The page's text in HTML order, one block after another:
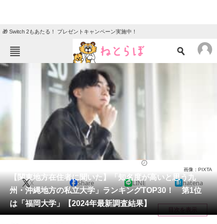
🎁 Switch 2もあたる！ プレゼントキャンペーン実施中！
ねとらぼメニュー
TOP ニュース
クイズ
地域
教育・育児
動物 リサーチ
会員記事
メディア
注目記事を集めた総合ページ
【関東地方在住者に聞いた】「知名度が高いと思う九
州・沖縄地方の私立大学」ランキングTOP30！ 第1位
は「福岡大学」【2024年最新調査結果】
画像：PIXTA
X Share LINE hatena
目次を表示